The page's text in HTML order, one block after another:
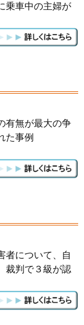
乗車中の主婦が
有無が最大の争
た事例
者について、自
裁判で３級が認